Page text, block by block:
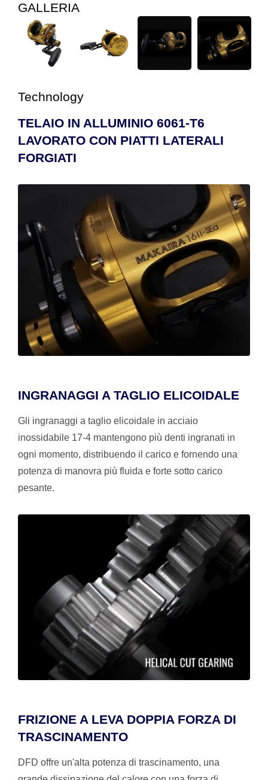
GALLERIA
Technology
TELAIO IN ALLUMINIO 6061-T6
LAVORATO CON PIATTI LATERALI
FORGIATI
INGRANAGGI A TAGLIO ELICOIDALE
Gli ingranaggi a taglio elicoidale in acciaio
inossidabile 17-4 mantengono più denti ingranati in
ogni momento, distribuendo il carico e fornendo una
potenza di manovra più fluida e forte sotto carico
pesante.
FRIZIONE A LEVA DOPPIA FORZA DI
TRASCINAMENTO
DFD offre un'alta potenza di trascinamento, una